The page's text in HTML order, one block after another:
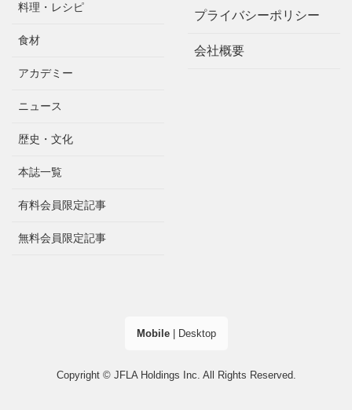
料理・レシピ
食材
アカデミー
ニュース
歴史・文化
本誌一覧
有料会員限定記事
無料会員限定記事
プライバシーポリシー
会社概要
Mobile| Desktop
Copyright © JFLA Holdings Inc. All Rights Reserved.